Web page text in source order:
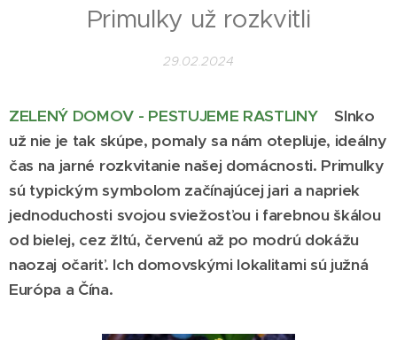
Primulky už rozkvitli
29.02.2024
ZELENÝ DOMOV - PESTUJEME RASTLINY
Slnko
už nie je tak skúpe, pomaly sa nám otepľuje, ideálny
čas na jarné rozkvitanie našej domácnosti. Primulky
sú typickým symbolom začínajúcej jari a napriek
jednoduchosti svojou sviežosťou i farebnou škálou
od bielej, cez žltú, červenú až po modrú dokážu
naozaj očariť. Ich domovskými lokalitami sú južná
Európa a Čína.